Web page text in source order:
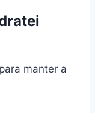
manter a